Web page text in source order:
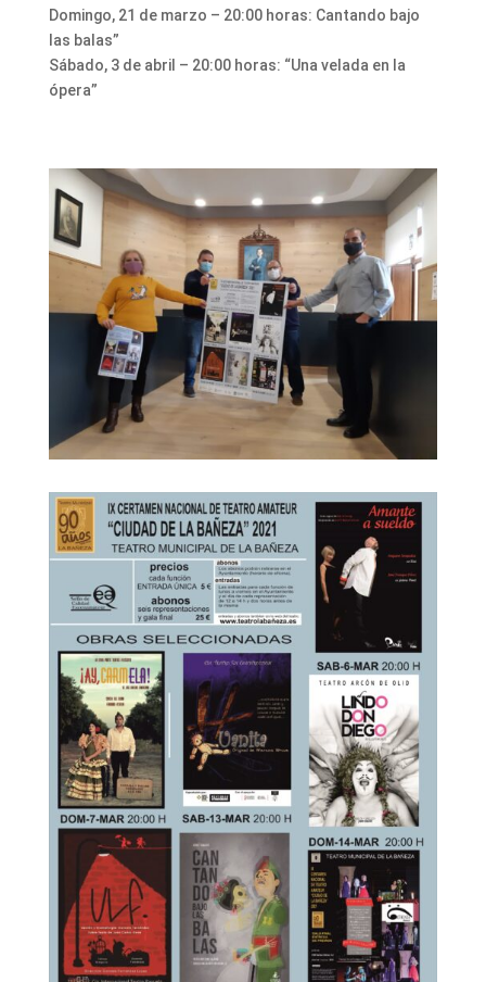
Domingo, 21 de marzo – 20:00 horas: Cantando bajo
las balas”
Sábado, 3 de abril – 20:00 horas: “Una velada en la
ópera”